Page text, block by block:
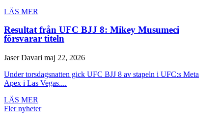
LÄS MER
Resultat från UFC BJJ 8: Mikey Musumeci
försvarar titeln
Jaser Davari maj 22, 2026
Under torsdagsnatten gick UFC BJJ 8 av stapeln i UFC:s Meta
Apex i Las Vegas....
LÄS MER
Fler nyheter